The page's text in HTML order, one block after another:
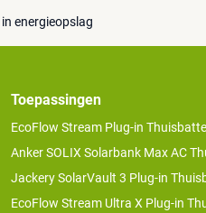
in energieopslag
Toepassingen
EcoFlow Stream Plug-in
Anker SOLIX Solarbank Max AC
Jackery SolarVault 3 Plug-in
EcoFlow Stream Ultra X Plug-in